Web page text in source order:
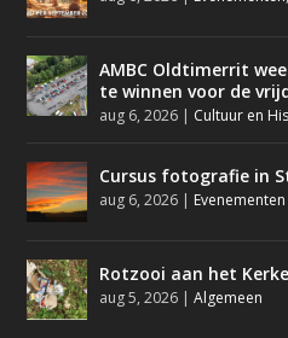
AMBC Oldtimerrit
te winnen voor de
aug 6, 2026 | Cultuur en
Cursus fotografie in
aug 6, 2026 | Evenementen
Rotzooi aan het
aug 5, 2026 |Algemeen